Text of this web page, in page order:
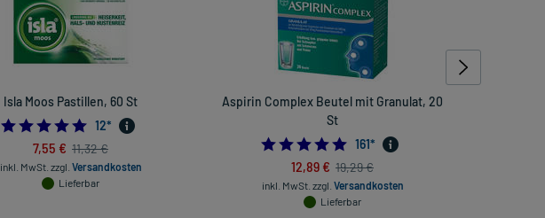
Isla Moos Pastillen, 60 St
4.75
12*
7,55 € 11,32 €
inkl. MwSt. zzgl. Versandkosten
Lieferbar
Aspirin Complex Beutel mit Granulat, 20
St
4.881987577639752
161*
12,89 € 19,29 €
inkl. MwSt. zzgl. Versandkosten
Lieferbar